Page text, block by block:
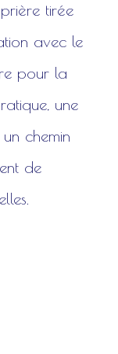
tirée
avec le
pour la
une
chemin
de